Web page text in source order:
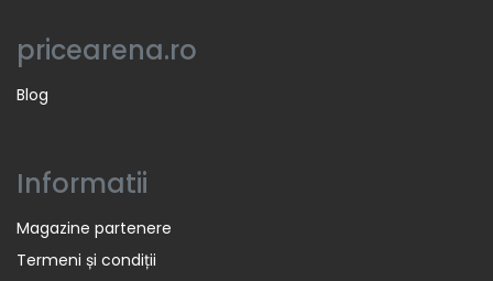
pricearena.ro
Blog
Informatii
Magazine partenere
Termeni și condiții